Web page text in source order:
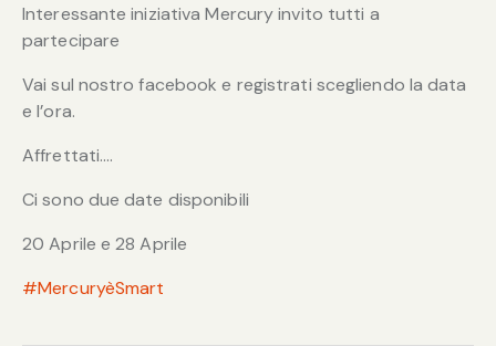
Interessante iniziativa Mercury invito tutti a
partecipare
Vai sul nostro facebook e registrati scegliendo la data
e l’ora.
Affrettati….
Ci sono due date disponibili
20 Aprile e 28 Aprile
#MercuryèSmart